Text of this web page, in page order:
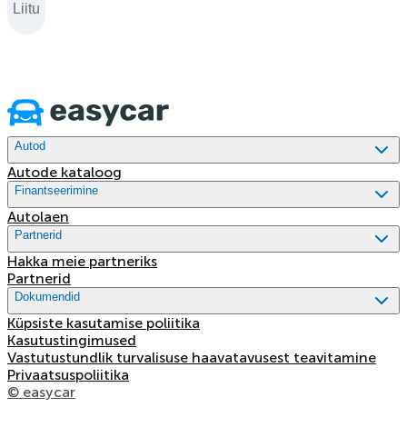
Liitu
Autod
Autode kataloog
Finantseerimine
Autolaen
Partnerid
Hakka meie partneriks
Partnerid
Dokumendid
Küpsiste kasutamise poliitika
Kasutustingimused
Vastutustundlik turvalisuse haavatavusest teavitamine
Privaatsuspoliitika
© easycar